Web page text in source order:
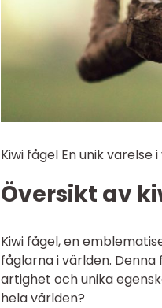
Kiwi fågel En unik varelse
Översikt av
Kiwi fågel, en
fåglarna i världen.
artighet och unika
hela världen?